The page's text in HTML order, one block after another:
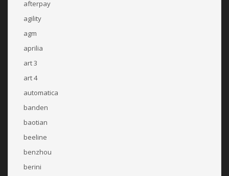
afterpay
agility
agm
aprilia
art 3
art 4
automatica
banden
baotian
beeline
benzhou
berini